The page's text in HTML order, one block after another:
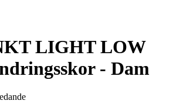
LIGHT LOW
- Dam